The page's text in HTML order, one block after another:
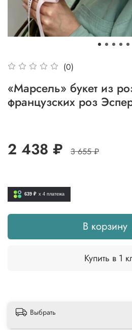
(0)
«Марсель» букет из
французских роз
2 438 ₽ 3 655 ₽
639 ₽ x 4 платежа
В корзину
Купить в 1
Выбрать